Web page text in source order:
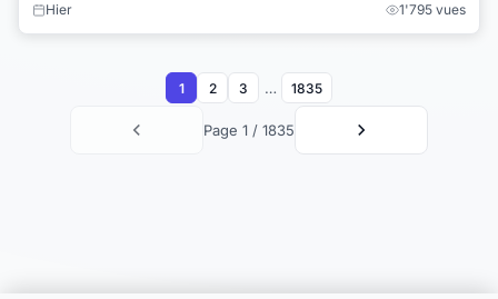
Hier
1'795 vues
Page 1 / 1835
1 2 3 … 1835